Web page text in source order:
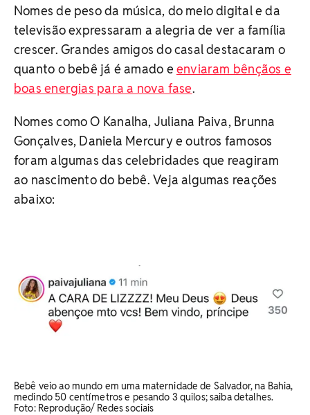
Nomes de peso da música, do meio digital e da
televisão expressaram a alegria de ver a família
crescer. Grandes amigos do casal destacaram o
quanto o bebê já é amado e enviaram bênçãos e
boas energias para a nova fase.
Nomes como O Kanalha, Juliana Paiva, Brunna
Gonçalves, Daniela Mercury e outros famosos
foram algumas das celebridades que reagiram
ao nascimento do bebê. Veja algumas reações
abaixo:
Bebê veio ao mundo em uma maternidade de Salvador, na Bahia,
medindo 50 centímetros e pesando 3 quilos; saiba detalhes.
Foto: Reprodução/ Redes sociais